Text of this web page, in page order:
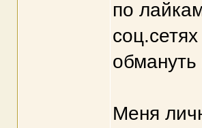
по
обмануть
Меня